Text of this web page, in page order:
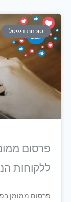
סוכנות דיגיטל
פרסום ממומן
ללקוחות
פרסום ממומן